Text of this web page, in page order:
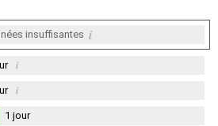
insuffisantes i
i
i
1 jour